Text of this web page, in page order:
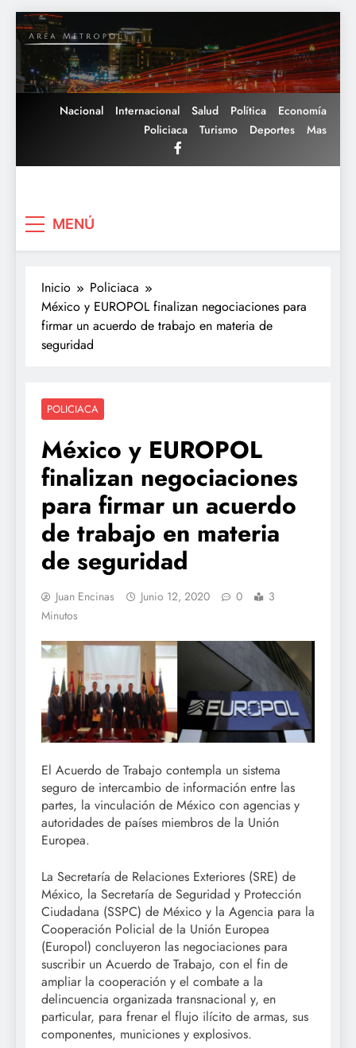
Saltar
al
contenido
Nacional Internacional Salud Política
Economía
Policiaca
Turismo Deportes Mas
MENÚ
Inicio
Policiaca
México y EUROPOL finalizan negociaciones para
firmar un acuerdo de trabajo en materia de
seguridad
POLICIACA
México y EUROPOL
finalizan negociaciones
para firmar un acuerdo
de trabajo en materia
de seguridad
Juan Encinas Junio 12, 2020 0
3
Minutos
El Acuerdo de Trabajo contempla un sistema
seguro de intercambio de información entre las
partes, la vinculación de México con agencias y
autoridades de países miembros de la Unión
Europea.
La Secretaría de Relaciones Exteriores (SRE) de
México, la Secretaría de Seguridad y Protección
Ciudadana (SSPC) de México y la Agencia para la
Cooperación Policial de la Unión Europea
(Europol) concluyeron las negociaciones para
suscribir un Acuerdo de Trabajo, con el fin de
ampliar la cooperación y el combate a la
delincuencia organizada transnacional y, en
particular, para frenar el flujo ilícito de armas, sus
componentes, municiones y explosivos.